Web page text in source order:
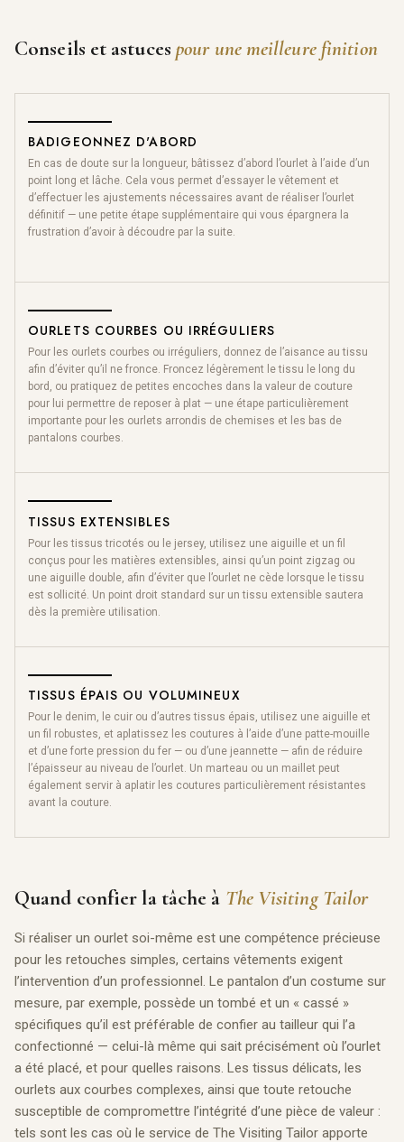
Conseils et astuces pour une meilleure finition
BADIGEONNEZ D'ABORD
En cas de doute sur la longueur, bâtissez d’abord l’ourlet à l’aide d’un
point long et lâche. Cela vous permet d’essayer le vêtement et
d’effectuer les ajustements nécessaires avant de réaliser l’ourlet
définitif — une petite étape supplémentaire qui vous épargnera la
frustration d’avoir à découdre par la suite.
OURLETS COURBES OU IRRÉGULIERS
Pour les ourlets courbes ou irréguliers, donnez de l’aisance au tissu
afin d’éviter qu’il ne fronce. Froncez légèrement le tissu le long du
bord, ou pratiquez de petites encoches dans la valeur de couture
pour lui permettre de reposer à plat — une étape particulièrement
importante pour les ourlets arrondis de chemises et les bas de
pantalons courbes.
TISSUS EXTENSIBLES
Pour les tissus tricotés ou le jersey, utilisez une aiguille et un fil
conçus pour les matières extensibles, ainsi qu’un point zigzag ou
une aiguille double, afin d’éviter que l’ourlet ne cède lorsque le tissu
est sollicité. Un point droit standard sur un tissu extensible sautera
dès la première utilisation.
TISSUS ÉPAIS OU VOLUMINEUX
Pour le denim, le cuir ou d’autres tissus épais, utilisez une aiguille et
un fil robustes, et aplatissez les coutures à l’aide d’une patte-mouille
et d’une forte pression du fer — ou d’une jeannette — afin de réduire
l’épaisseur au niveau de l’ourlet. Un marteau ou un maillet peut
également servir à aplatir les coutures particulièrement résistantes
avant la couture.
Quand confier la tâche à The Visiting Tailor
Si réaliser un ourlet soi-même est une compétence précieuse
pour les retouches simples, certains vêtements exigent
l’intervention d’un professionnel. Le pantalon d’un costume sur
mesure, par exemple, possède un tombé et un « cassé »
spécifiques qu’il est préférable de confier au tailleur qui l’a
confectionné — celui-là même qui sait précisément où l’ourlet
a été placé, et pour quelles raisons. Les tissus délicats, les
ourlets aux courbes complexes, ainsi que toute retouche
susceptible de compromettre l’intégrité d’une pièce de valeur :
tels sont les cas où le service de The Visiting Tailor apporte